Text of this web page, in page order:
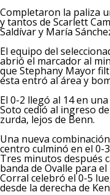
Completaron la paliza
y tantos de Scarlett
Saldívar y María
El equipo del
abrió el marcador al
que Stephany Mayor
ésta entró al área y
El 0-2 llegó al 14 en
Soto cedió al ingreso
zurda, lejos de Benn.
Una nueva
centro culminó en el 0-
Tres minutos después
banda de Ovalle para
Corral celebró el 0-5
desde la derecha de